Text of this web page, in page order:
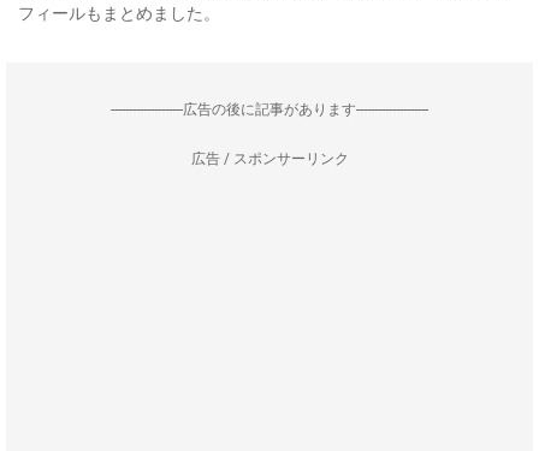
フィールもまとめました。
--------------------広告の後に記事があります--------------------
広告 / スポンサーリンク